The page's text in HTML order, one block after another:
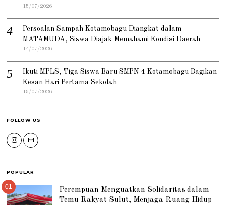
15/07/2026
Persoalan Sampah Kotamobagu Diangkat dalam
MATAMUDA, Siswa Diajak Memahami Kondisi Daerah
14/07/2026
Ikuti MPLS, Tiga Siswa Baru SMPN 4 Kotamobagu Bagikan
Kesan Hari Pertama Sekolah
13/07/2026
FOLLOW US
POPULAR
01
Perempuan Menguatkan Solidaritas dalam
Temu Rakyat Sulut, Menjaga Ruang Hidup